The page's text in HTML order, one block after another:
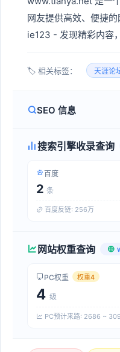
网友提供高效、便捷
ie123 - 发现精彩内容
🏷️ 相关标签： 天涯论
SEO 信息
搜索引擎收录查询
百度
2 条
百度反链: 256万
网站权重查询
PC权重 权重4
4 级
PC预计来路: 2686 ~